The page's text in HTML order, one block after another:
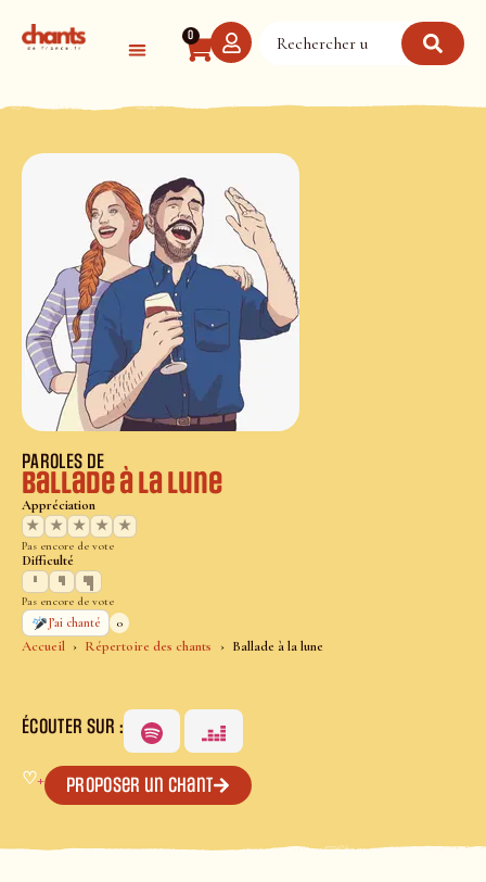
0
Accueil Répertoire des chants Ballade à la lune
PAROLES DE
Ballade à la lune
Appréciation
★
★ ★ ★ ★
Pas encore de vote
Difficulté
Pas encore de vote
J’ai chanté
0
ÉCOUTER SUR :
♡+ Proposer un chant